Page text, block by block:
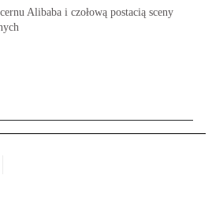
Alibaba i czołową postacią sceny